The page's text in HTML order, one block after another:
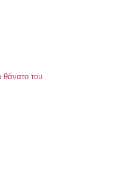
θάνατο του